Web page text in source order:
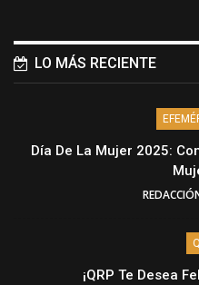
LO MÁS RECIENTE
Día De La Mujer 2025:
¡QRP Te Desea